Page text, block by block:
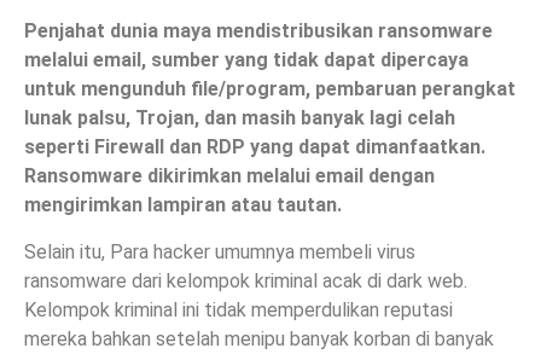
Penjahat dunia maya mendistribusikan ransomware
melalui email, sumber yang tidak dapat dipercaya
untuk mengunduh file/program, pembaruan perangkat
lunak palsu, Trojan, dan masih banyak lagi celah
seperti Firewall dan RDP yang dapat dimanfaatkan.
Ransomware dikirimkan melalui email dengan
mengirimkan lampiran atau tautan.
Selain itu, Para hacker umumnya membeli virus
ransomware dari kelompok kriminal acak di dark web.
Kelompok kriminal ini tidak memperdulikan reputasi
mereka bahkan setelah menipu banyak korban di banyak